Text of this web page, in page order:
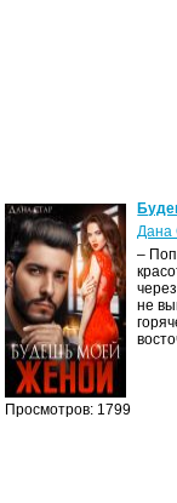
Просмотров: 1799
Дана
–
не